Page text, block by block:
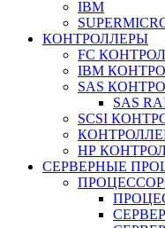
IBM
КОНТРОЛЛЕРЫ
FC
IBM
SAS
SAS
SCSI
НР
СЕРВЕРНЫЕ